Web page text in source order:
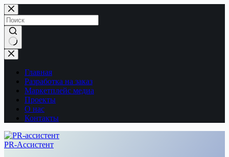
Перейти
к
сути
Ничего
не
найденоГлавная
Разработка на заказ
Маркетплейс медиа
Проекты
О нас
Контакты
PR-Ассистент